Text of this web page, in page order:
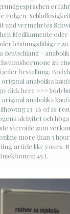
Folgen:
und vermehrtes
Medikamente oder
leistungsfähiger zu
deutschland –
zu
bestellung.
anabolika
click here >>>
anabolika
13–16 of 16
aktivitet och
steroide zum
more than 3
article like yours.
45 I.